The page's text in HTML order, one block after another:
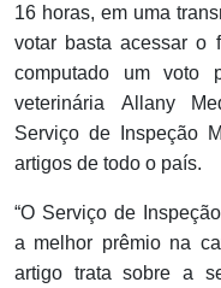
16 horas, em uma
votar basta acessar o
computado um voto
veterinária Allany
Serviço de Inspeção
artigos de todo o país.
“O Serviço de
a melhor prêmio na
artigo trata sobre a